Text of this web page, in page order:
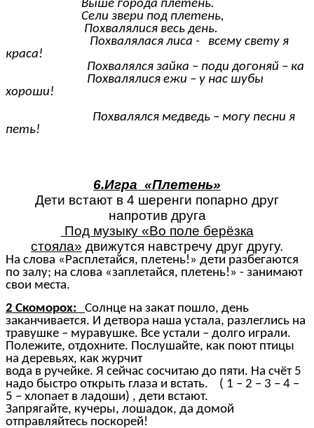
Выше города плетень.
Сели звери под плетень,
Похвалялися весь день.
Похвалялася лиса - всему свету я
краса!
Похвалялся зайка – поди догоняй – ка
Похвалялися ежи – у нас шубы
хороши!
Похвалялся медведь – могу песни я
петь!
6.Игра «Плетень»
Дети встают в 4 шеренги попарно друг
напротив друга
Под музыку «Во поле берёзка
стояла» движутся навстречу друг другу.
На слова «Расплетайся, плетень!» дети разбегаются
по залу; на слова «заплетайся, плетень!» - занимают
свои места.
2 Скоморох:
Солнце на закат пошло, день
заканчивается. И детвора наша устала, разлеглись на
травушке – муравушке. Все устали – долго играли.
Полежите, отдохните. Послушайте, как поют птицы
на деревьях, как журчит
вода в ручейке. Я сейчас сосчитаю до пяти. На счёт 5
надо быстро открыть глаза и встать. ( 1 – 2 – 3 – 4 –
5 – хлопает в ладоши) , дети встают.
Запрягайте, кучеры, лошадок, да домой
отправляйтесь поскорей!